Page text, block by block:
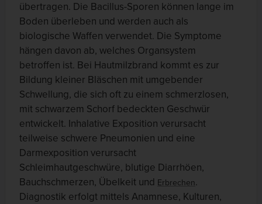
übertragen. Die Bacillus-Sporen können lange im
Boden überleben und werden auch als
biologische Waffen verwendet. Die Symptome
hängen davon ab, welches Organsystem
betroffen ist. Bei Hautmilzbrand kommt es zur
Bildung kleiner Bläschen mit umgebender
Schwellung, die sich oft zu einem schmerzlosen,
mit schwarzem Schorf bedeckten Geschwür
entwickelt. Inhalative Exposition verursacht
teilweise schwere Pneumonien und eine
Darmexposition verursacht
Schleimhautgeschwüre, blutige Diarrhöen,
Bauchschmerzen, Übelkeit und Erbrechen.
Diagnostik erfolgt mittels Anamnese, Kulturen,